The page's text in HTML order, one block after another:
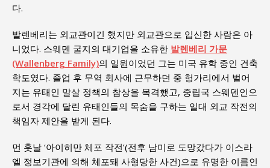
다.
발렌베리는 외교관이긴 했지만 외교관으로 입신한 사람은 아
니었다. 스웨덴 굴지의 대기업을 소유한 발렌베리 가문
(Wallenberg Family)의 일원이었던 그는 미국 유학 중인 건축
학도였다. 졸업 후 무역 회사에 근무하던 중 헝가리에서 벌어
지는 유태인 말살 정책의 참상을 목격했고, 중립국 스웨덴인으
로서 경각에 달린 유태인들의 목숨을 구하는 일대 외교 작전의
책임자 제안을 받게 된다.
먼 훗날 ‘아이히만 체포 작전’(전후 남미로 도망갔다가 이스라
엘 정보기관에 의해 체포돼 사형당한 사건)으로 유명한 이름인